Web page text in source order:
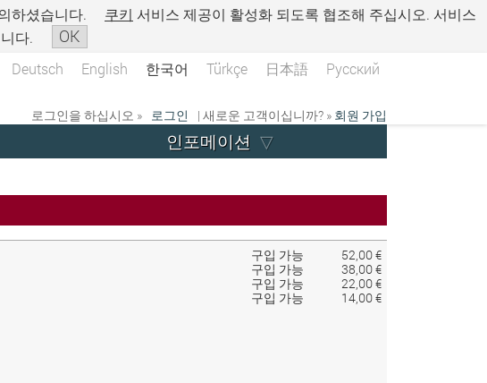
하셨습니다. 쿠키 서비스 제공이 활성화 되도록 협조해 주십시오. 서비스
다.
OK
Deutsch English 한국어 Türkçe 日本語 Русский
로그인을 하십시오 » 로그인 | 새로운 고객이십니까? » 회원 가입
인포메이션
구입 가능
52,00 €
구입 가능
38,00 €
구입 가능
22,00 €
구입 가능
14,00 €